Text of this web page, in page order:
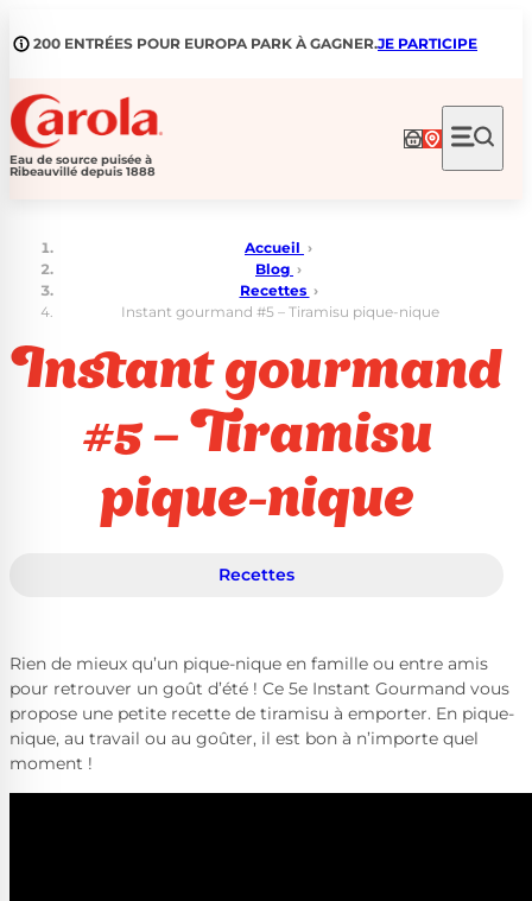
au 200 ENTRÉES POUR EUROPA PARK À GAGNER.JE PARTICIPE
Eau de source puisée à
Ribeauvillé depuis 1888
Accueil ›
Blog ›
Recettes ›
Instant gourmand #5 – Tiramisu pique-nique
Instant gourmand
#5 – Tiramisu
pique-nique
Recettes
Rien de mieux qu’un pique-nique en famille ou entre amis
pour retrouver un goût d’été ! Ce 5e Instant Gourmand vous
propose une petite recette de tiramisu à emporter. En pique-
nique, au travail ou au goûter, il est bon à n’importe quel
moment !